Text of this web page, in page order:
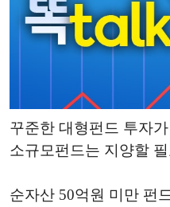
꾸준한 대형펀드 투자
소규모펀드는 지양할
순자산 50억원 미만 펀